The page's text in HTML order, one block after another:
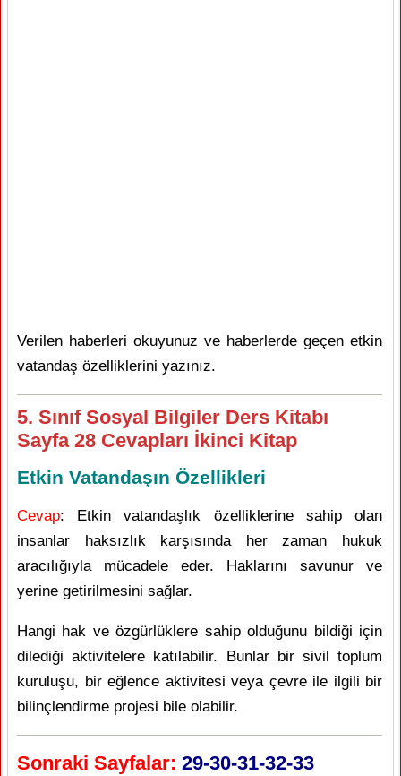
Verilen haberleri okuyunuz ve haberlerde geçen etkin
vatandaş özelliklerini yazınız.
5. Sınıf Sosyal Bilgiler Ders Kitabı
Sayfa 28 Cevapları İkinci Kitap
Etkin Vatandaşın Özellikleri
Cevap: Etkin vatandaşlık özelliklerine sahip olan
insanlar haksızlık karşısında her zaman hukuk
aracılığıyla mücadele eder. Haklarını savunur ve
yerine getirilmesini sağlar.
Hangi hak ve özgürlüklere sahip olduğunu bildiği için
dilediği aktivitelere katılabilir. Bunlar bir sivil toplum
kuruluşu, bir eğlence aktivitesi veya çevre ile ilgili bir
bilinçlendirme projesi bile olabilir.
Sonraki Sayfalar: 29-30-31-32-33